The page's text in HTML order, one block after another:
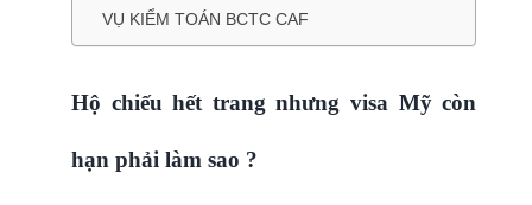
VỤ KIỂM TOÁN BCTC CAF
Hộ chiếu hết trang nhưng visa Mỹ còn
hạn phải làm sao ?